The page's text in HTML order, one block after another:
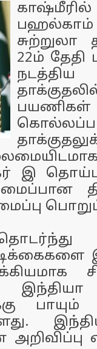
22ம்
இ
இந்தியா
பாயும்